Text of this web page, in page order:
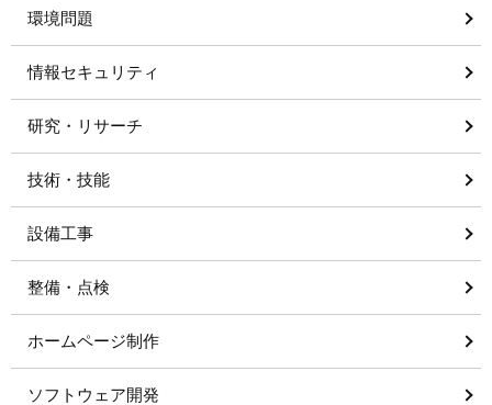
環境問題
情報セキュリティ
研究・リサーチ
技術・技能
設備工事
整備・点検
ホームページ制作
ソフトウェア開発